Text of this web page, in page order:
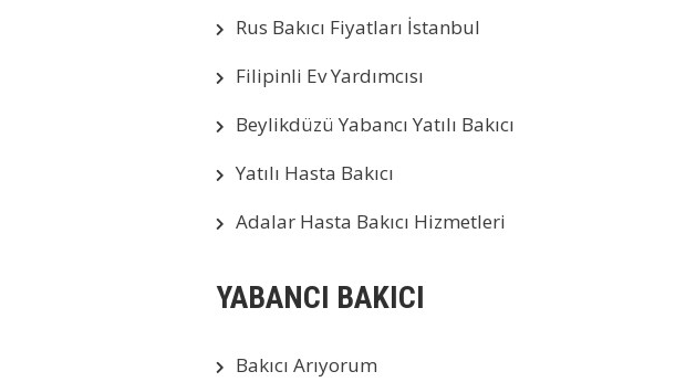
Rus Bakıcı Fiyatları İstanbul
Filipinli Ev Yardımcısı
Beylikdüzü Yabancı Yatılı Bakıcı
Yatılı Hasta Bakıcı
Adalar Hasta Bakıcı Hizmetleri
YABANCI BAKICI
Bakıcı Arıyorum